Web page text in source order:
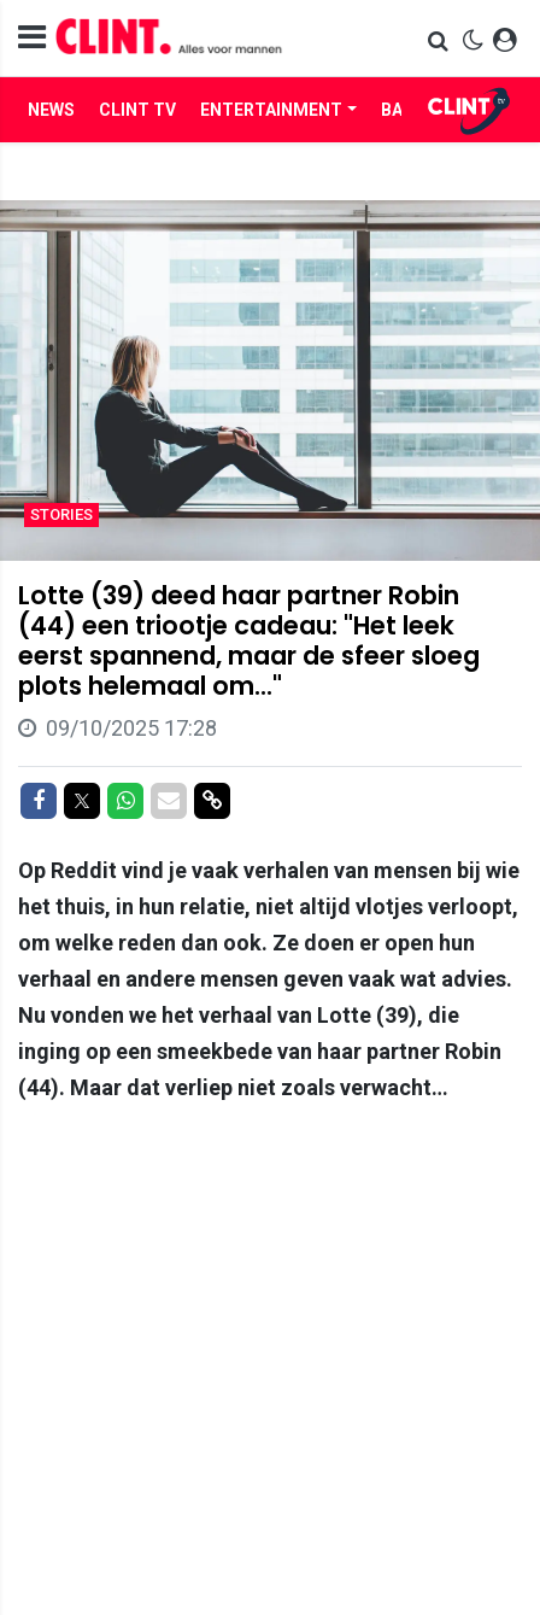
NEWS CLINT TV ENTERTAINMENT BABES LIFE
STORIES
Lotte (39) deed haar partner Robin
(44) een triootje cadeau: "Het leek
eerst spannend, maar de sfeer sloeg
plots helemaal om..."
09/10/2025 17:28
Delen op Facebook
Delen op Twitter
Delen op Whatsapp
Delen via Mail
Delen via link
Op Reddit vind je vaak verhalen van mensen bij wie
het thuis, in hun relatie, niet altijd vlotjes verloopt,
om welke reden dan ook. Ze doen er open hun
verhaal en andere mensen geven vaak wat advies.
Nu vonden we het verhaal van Lotte (39), die
inging op een smeekbede van haar partner Robin
(44). Maar dat verliep niet zoals verwacht…